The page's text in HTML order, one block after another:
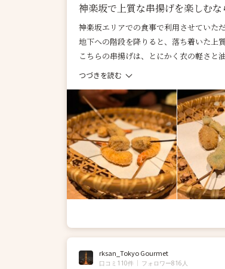
神楽坂で上質な串揚げを楽しむな
神楽坂エリアでの食事で利用させていただ
地下への階段を降りると、落ち着いた上
こちらの串揚げは、とにかく衣の軽さと
つづきを読む
rksan_Tokyo Gourmet
口コミ110件 フォロワー816人